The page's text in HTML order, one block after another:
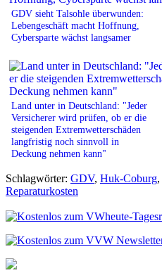
GDV sieht Talsohle überwunden:
Lebengeschäft macht Hoffnung,
Cybersparte wächst langsamer
Land unter in Deutschland: "Jeder
Versicherer wird prüfen, ob er die
steigenden Extremwetterschäden
langfristig noch sinnvoll in
Deckung nehmen kann"
Schlagwörter: GDV, Huk-Coburg,
Reparaturkosten